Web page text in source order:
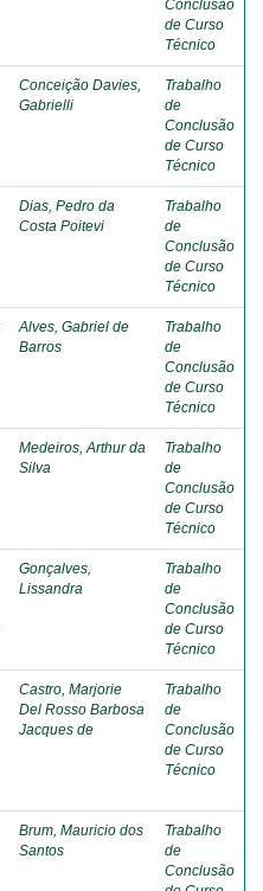
Conclusão
de Curso
Técnico
Conceição Davies,
Gabrielli
Trabalho
de
Conclusão
de Curso
Técnico
Dias, Pedro da
Costa Poitevi
Trabalho
de
Conclusão
de Curso
Técnico
Alves, Gabriel de
Barros
Trabalho
de
Conclusão
de Curso
Técnico
Medeiros, Arthur da
Silva
Trabalho
de
Conclusão
de Curso
Técnico
Gonçalves,
Lissandra
Trabalho
de
Conclusão
de Curso
Técnico
Castro, Marjorie
Del Rosso Barbosa
Jacques de
Trabalho
de
Conclusão
de Curso
Técnico
Brum, Mauricio dos
Santos
Trabalho
de
Conclusão